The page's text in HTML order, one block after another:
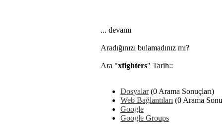
... devamı
Aradığınızı bulamadınız mı?
Ara "xfighters" Tarih::
Dosyalar(0 Arama Sonuçları)
Web Bağlantıları (0 Arama
Google
Google Groups